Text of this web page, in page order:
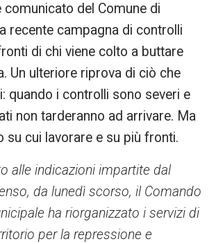
re
comunicato del Comune di
recente campagna di controlli
di chi viene colto a buttare
Un ulteriore riprova di ciò che
quando i controlli sono severi e
non tarderanno ad arrivare. Ma
su cui lavorare e su più fronti.
alle indicazioni impartite dal
da lunedì scorso, il Comando
ha riorganizzato i servizi di
per la repressione e